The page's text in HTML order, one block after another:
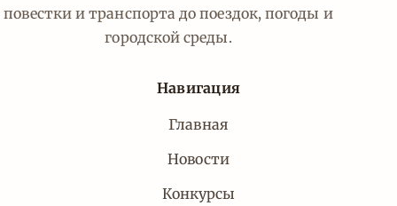
повестки и транспорта до поездок, погоды и
городской среды.
Навигация
Главная
Новости
Конкурсы